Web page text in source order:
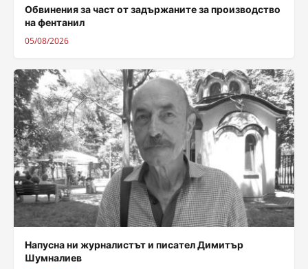
Обвинения за част от задържаните за производство
на фентанил
05/08/2026
Напусна ни журналистът и писател Димитър
Шумналиев